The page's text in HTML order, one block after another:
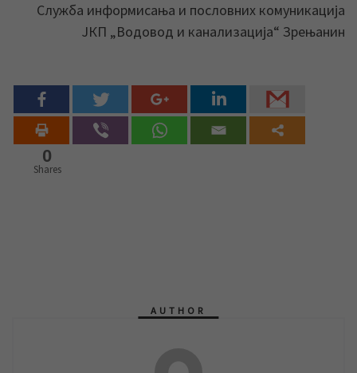
Служба информисања и пословних комуникација
ЈКП „Водовод и канализација“ Зрењанин
0
Shares
AUTHOR